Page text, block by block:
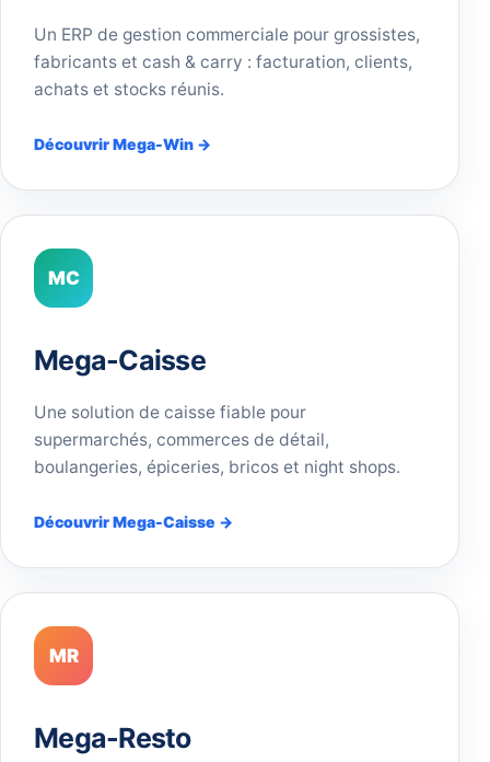
Un ERP de gestion commerciale pour grossistes,
fabricants et cash & carry : facturation, clients,
achats et stocks réunis.
Découvrir Mega-Win →
MC
Mega-Caisse
Une solution de caisse fiable pour
supermarchés, commerces de détail,
boulangeries, épiceries, bricos et night shops.
Découvrir Mega-Caisse →
MR
Mega-Resto